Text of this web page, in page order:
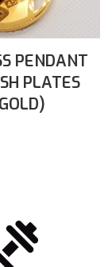
PENDANT
PLATES